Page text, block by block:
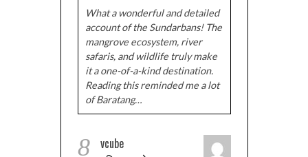
What a wonderful and detailed
account of the Sundarbans! The
mangrove ecosystem, river
safaris, and wildlife truly make
it a one-of-a-kind destination.
Reading this reminded me a lot
of Baratang…
8 vcube